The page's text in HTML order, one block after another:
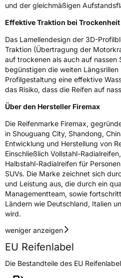
ModellnameFM 601
FahrzeugartPKW & SUV
Weitere Eigenschaften
SchlauchtypTL
VerstärktXL
EU Label
Effizienz C
NasshaftungB
Rollgeräusch (Klasse)
Rollgeräusch (dB)73
Fahrzeugklasse
C1
und der gleichmäßigen
Effektive Traktion bei
Das Lamellendesign der 3D-
Traktion (Übertragung der
auf trockenen als auch auf nassen
begünstigen die weiten
Profilgestaltung eine effektive
das Risiko, dass die Reifen auf
Über den Hersteller Firemax
Die Reifenmarke Firemax,
in Shouguang City, Shandong,
Entwicklung und Herstellung von
Einschließlich Vollstahl-
Halbstahl-Radialreifen für
SUVs. Die Marke zeichnet sich
und Leistung aus, die durch ein
Managementteam, sowie
Ländern wie Deutschland, Italien
wird.
weniger anzeigen
EU Reifenlabel
Die Bestandteile des EU